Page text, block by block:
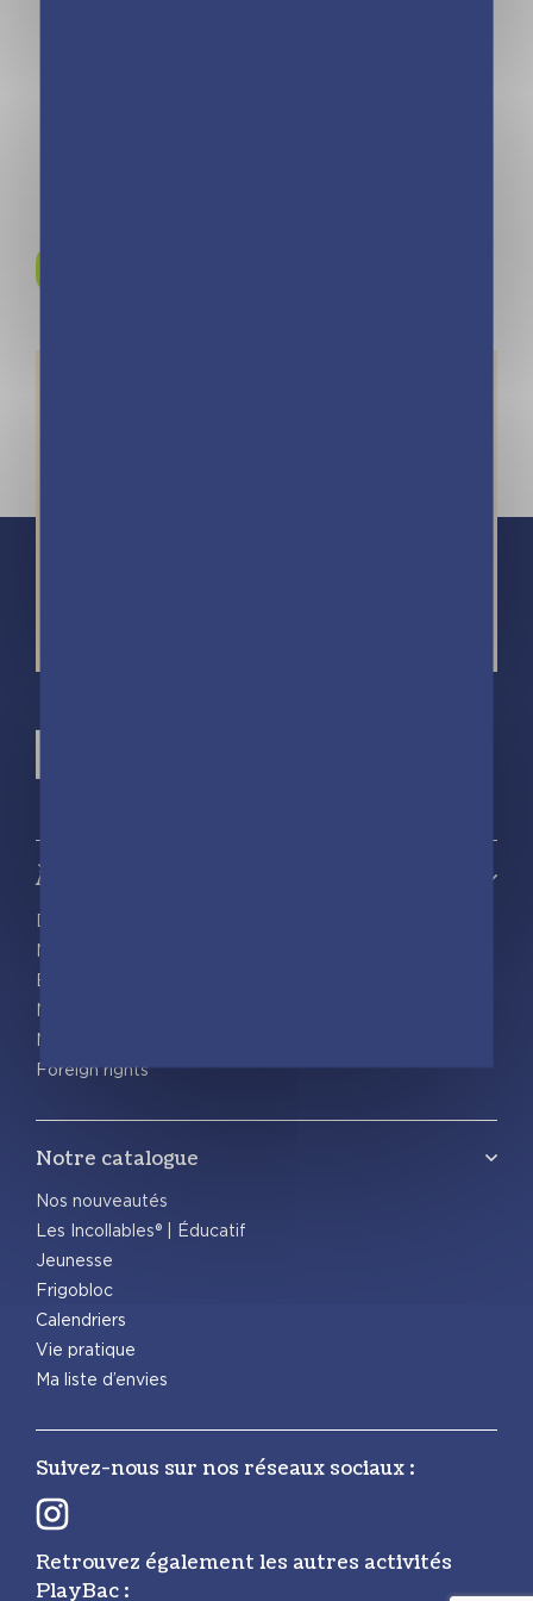
À propos
Découvrir playBac
Nos actualités
Espace pro
Nous rejoindre
Nous contacter
Foreign rights
Notre catalogue
Nos nouveautés
Les Incollables® | Éducatif
Jeunesse
Frigobloc
Calendriers
Vie pratique
Ma liste d’envies
Suivez-nous sur nos réseaux sociaux :
Retrouvez également les autres activités
PlayBac :